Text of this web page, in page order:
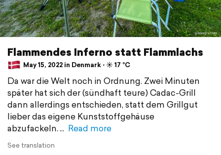
Flammendes Inferno statt Flammlachs
May 15, 2022 in Denmark ⋅ ☀️ 17 °C
Da war die Welt noch in Ordnung. Zwei Minuten
später hat sich der (sündhaft teure) Cadac-Grill
dann allerdings entschieden, statt dem Grillgut
lieber das eigene Kunststoffgehäuse
abzufackeln.
Read more
See translation